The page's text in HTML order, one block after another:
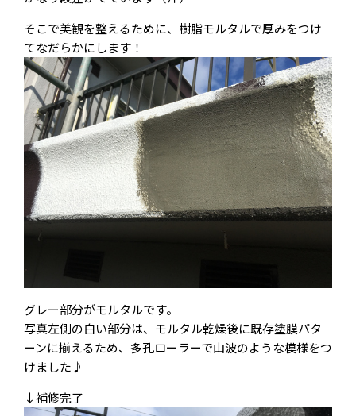
そこで美観を整えるために、樹脂モルタルで厚みをつけ
てなだらかにします！
グレー部分がモルタルです。
写真左側の白い部分は、モルタル乾燥後に既存塗膜パタ
ーンに揃えるため、多孔ローラーで山波のような模様をつ
けました♪
↓補修完了